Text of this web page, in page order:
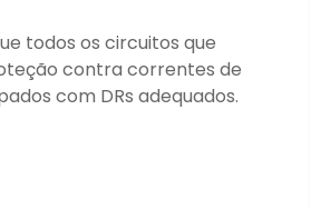
todos os circuitos que
contra correntes de
com DRs adequados.